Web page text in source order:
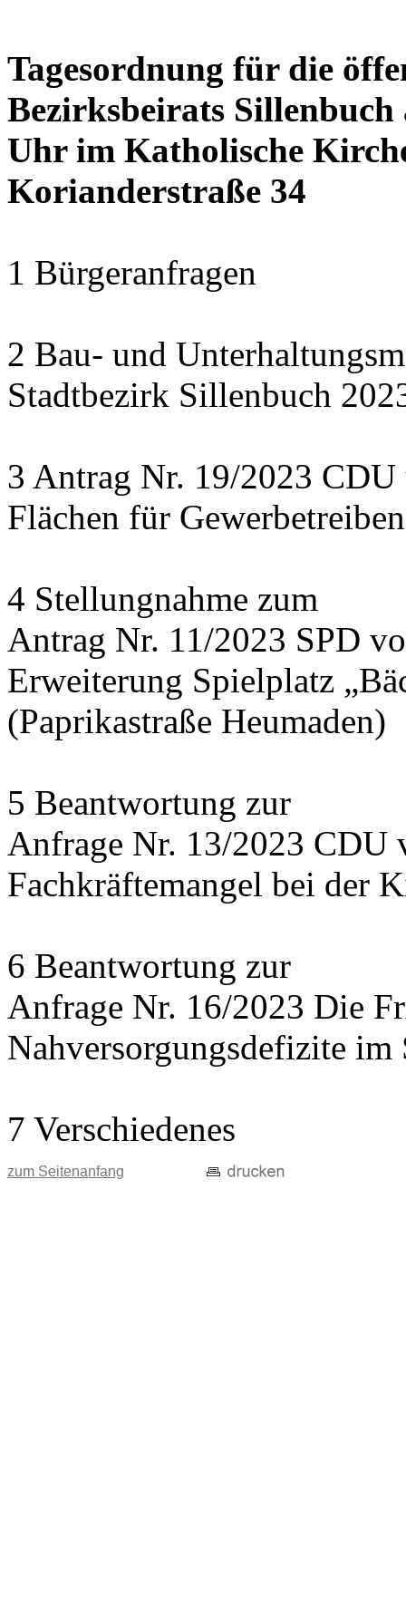
Tagesordnung für die
Bezirksbeirats
Uhr im Katholische
Korianderstraße 34
1 Bürgeranfragen
2 Bau- und
Stadtbezirk Sillenbuch
3 Antrag Nr. 19/2023
Flächen für
4 Stellungnahme zum
Antrag Nr. 11/2023 SPD
Erweiterung Spielplatz
(Paprikastraße Heumaden)
5 Beantwortung zur
Anfrage Nr. 13/2023 CDU
Fachkräftemangel bei der
6 Beantwortung zur
Anfrage Nr. 16/2023 Die
Nahversorgungsdefizite im
7 Verschiedenes
zum Seitenanfang